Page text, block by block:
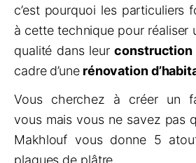
c’est pourquoi les particuliers
à cette technique pour réaliser
qualité dans leurconstruction
cadre d’unerénovation
Vous cherchez à créer un
vous mais vous ne savez pas
Makhlouf vous donne 5
plaques de plâtre.